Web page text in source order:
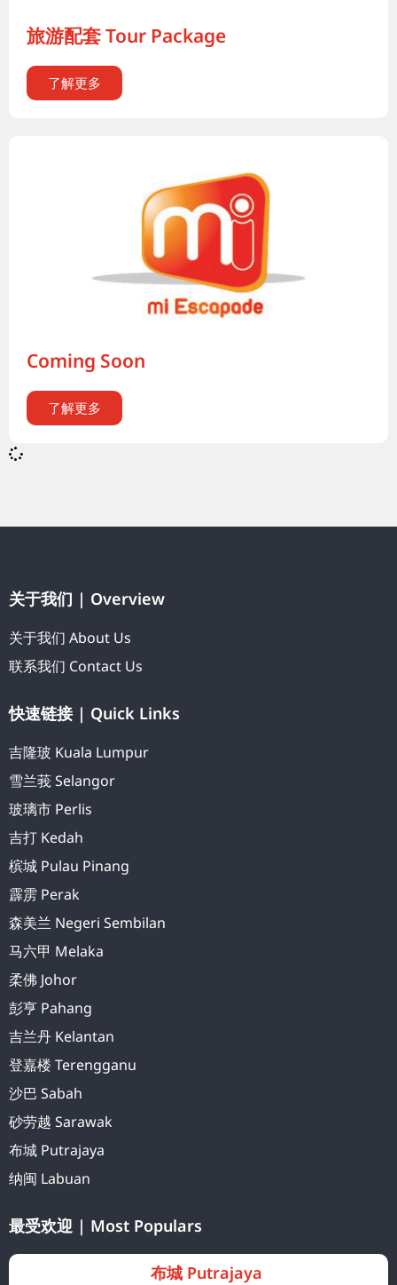
旅游配套 Tour Package
了解更多
Coming Soon
了解更多
关于我们 | Overview
关于我们 About Us
联系我们 Contact Us
快速链接 | Quick Links
吉隆玻 Kuala Lumpur
雪兰莪 Selangor
玻璃市 Perlis
吉打 Kedah
槟城 Pulau Pinang
霹雳 Perak
森美兰 Negeri Sembilan
马六甲 Melaka
柔佛 Johor
彭亨 Pahang
吉兰丹 Kelantan
登嘉楼 Terengganu
沙巴 Sabah
砂劳越 Sarawak
布城 Putrajaya
纳闽 Labuan
最受欢迎 | Most Populars
布城 Putrajaya